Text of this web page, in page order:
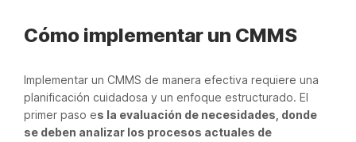
Cómo implementar un CMMS
Implementar un CMMS de manera efectiva requiere una
planificación cuidadosa y un enfoque estructurado. El
primer paso es la evaluación de necesidades, donde
se deben analizar los procesos actuales de